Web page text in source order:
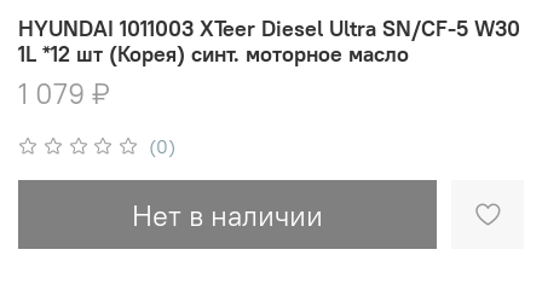
(0)
HYUNDAI 1011003 XTeer Diesel Ultra SN/CF-5 W30
1L *12 шт (Корея) синт. моторное масло
1 079 ₽
Нет в наличии